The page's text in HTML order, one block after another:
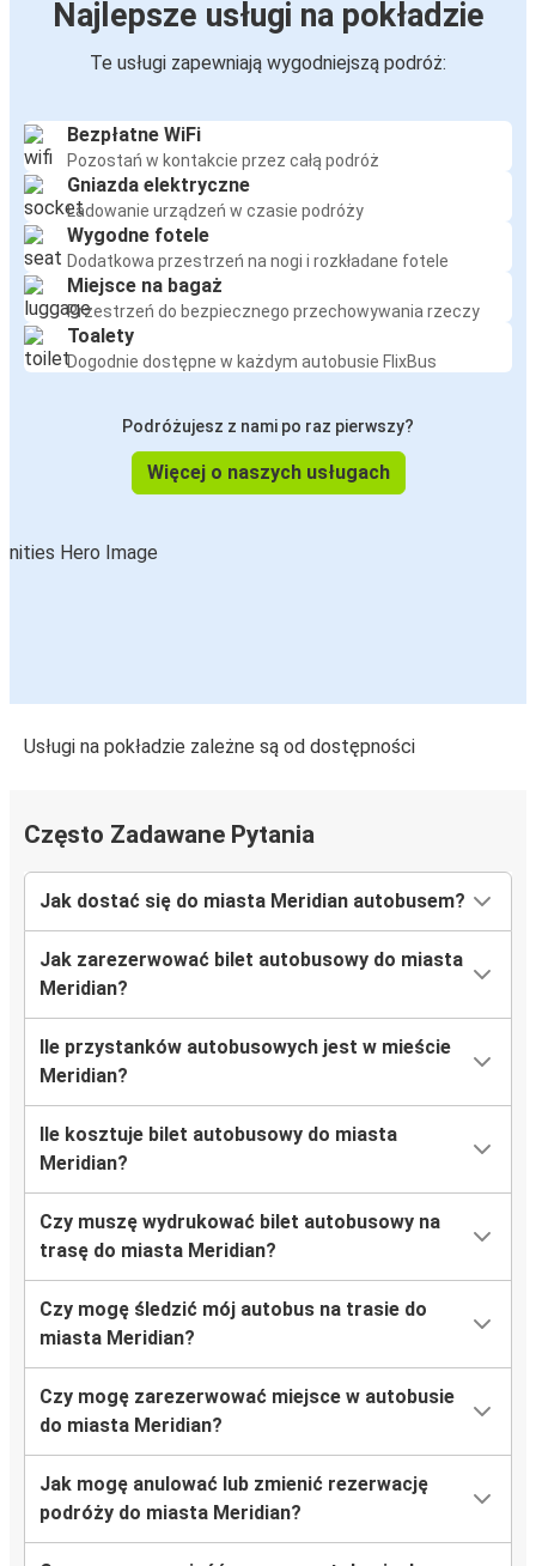
Najlepsze usługi na pokładzie
Te usługi zapewniają wygodniejszą podróż:
Bezpłatne WiFi
Pozostań w kontakcie przez całą podróż
Gniazda elektryczne
Ładowanie urządzeń w czasie podróży
Wygodne fotele
Dodatkowa przestrzeń na nogi i rozkładane fotele
Miejsce na bagaż
Przestrzeń do bezpiecznego przechowywania rzeczy
Toalety
Dogodnie dostępne w każdym autobusie FlixBus
Podróżujesz z nami po raz pierwszy?
Więcej o naszych usługach
Usługi na pokładzie zależne są od dostępności
Często Zadawane Pytania
Jak dostać się do miasta Meridian autobusem?
Jak zarezerwować bilet autobusowy do miasta
Meridian?
Ile przystanków autobusowych jest w mieście
Meridian?
Ile kosztuje bilet autobusowy do miasta
Meridian?
Czy muszę wydrukować bilet autobusowy na
trasę do miasta Meridian?
Czy mogę śledzić mój autobus na trasie do
miasta Meridian?
Czy mogę zarezerwować miejsce w autobusie
do miasta Meridian?
Jak mogę anulować lub zmienić rezerwację
podróży do miasta Meridian?